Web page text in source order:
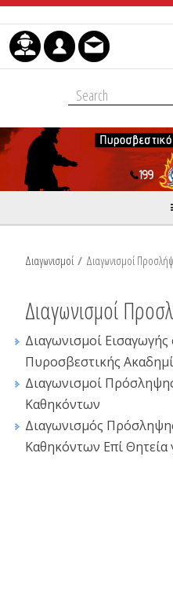
Skip to Content
Διαγωνισμοί / Διαγωνισμοί
Διαγωνισμοί
Διαγωνισμοί Εισαγωγής
Πυροσβεστικής
Διαγωνισμοί
Καθηκόντων
Διαγωνισμός
Καθηκόντων Επί Θητεία